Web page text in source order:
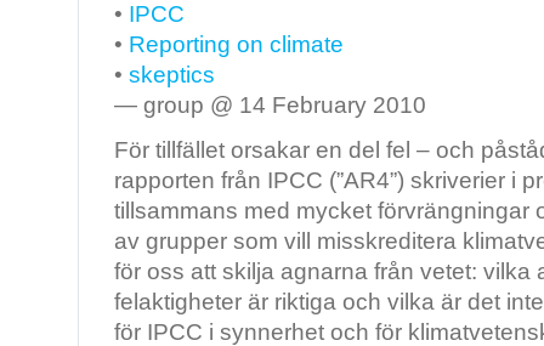
• IPCC
• Reporting on climate
• skeptics
— group @ 14 February 2010
För tillfället orsakar en del fel – och
rapporten från IPCC (”AR4”) skriverier i
tillsammans med mycket förvrängningar
av grupper som vill misskreditera
för oss att skilja agnarna från vetet: vilka
felaktigheter är riktiga och vilka är det
för IPCC i synnerhet och för